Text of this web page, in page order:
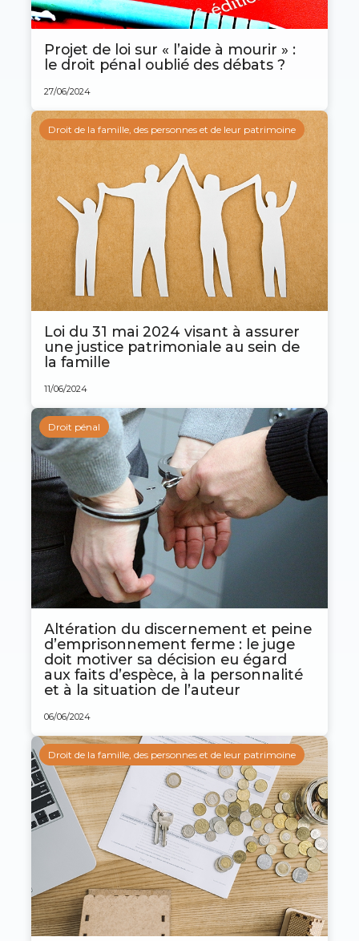
Projet de loi sur « l’aide à mourir » :
le droit pénal oublié des débats ?
27/06/2024
Loi du 31 mai 2024 visant à assurer
une justice patrimoniale au sein de
la famille
11/06/2024
Droit de la famille, des personnes et de leur patrimoine
Altération du discernement et peine
d’emprisonnement ferme : le juge
doit motiver sa décision eu égard
aux faits d’espèce, à la personnalité
et à la situation de l’auteur
06/06/2024
Droit pénal
Droit de la famille, des personnes et de leur patrimoine